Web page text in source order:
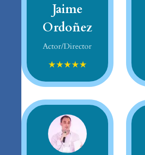
Jaime
Ordoñez
Actor/Director
★★★★★